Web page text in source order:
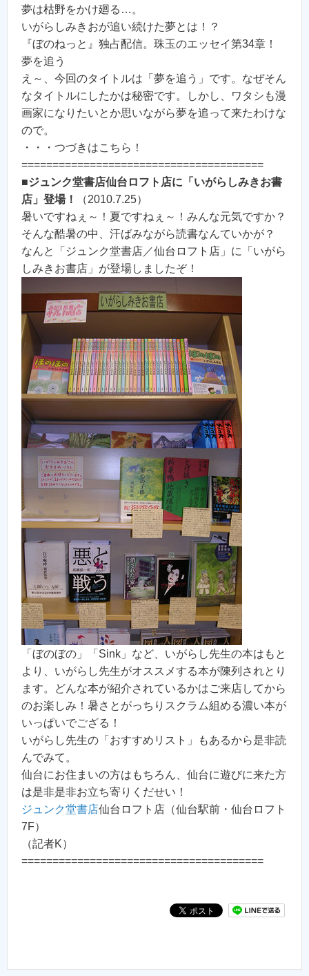
夢は枯野をかけ廻る…。
いがらしみきおが追い続けた夢とは！？
『ぼのねっと』独占配信。珠玉のエッセイ第34章！
夢を追う
え～、今回のタイトルは「夢を追う」です。なぜそん
なタイトルにしたかは秘密です。しかし、ワタシも漫
画家になりたいとか思いながら夢を追って来たわけな
ので。
・・・つづきはこちら！
=======================================
■ジュンク堂書店仙台ロフト店に「いがらしみきお書
店」登場！
（2010.7.25）
暑いですねぇ～！夏ですねぇ～！みんな元気ですか？
そんな酷暑の中、汗ばみながら読書なんていかが？
なんと「ジュンク堂書店／仙台ロフト店」に「いがら
しみきお書店」が登場しましたぞ！
「ぼのぼの」「Sink」など、いがらし先生の本はもと
より、いがらし先生がオススメする本が陳列されとり
ます。どんな本が紹介されているかはご来店してから
のお楽しみ！暑さとがっちりスクラム組める濃い本が
いっぱいでござる！
いがらし先生の「おすすめリスト」もあるから是非読
んでみて。
仙台にお住まいの方はもちろん、仙台に遊びに来た方
は是非是非お立ち寄りくだせい！
ジュンク堂書店仙台ロフト店（仙台駅前・仙台ロフト
7F）
（記者K）
=======================================